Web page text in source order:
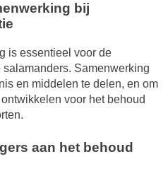
bij
is essentieel voor de
Samenwerking
en middelen te delen, en om
voor het behoud
aan het behoud